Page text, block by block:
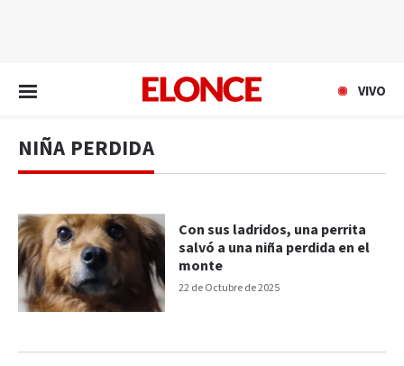
VIVO
NIÑA PERDIDA
22 de Octubre de 2025
Con sus ladridos, una perrita
salvó a una niña perdida en el
monte